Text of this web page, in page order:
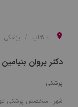
داکتاپ پزشکی
دکتر یروان بنیامین
پزشکی
شهر : متخصص پزشکی